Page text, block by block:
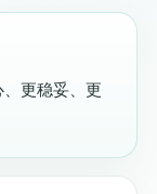
更稳妥、更